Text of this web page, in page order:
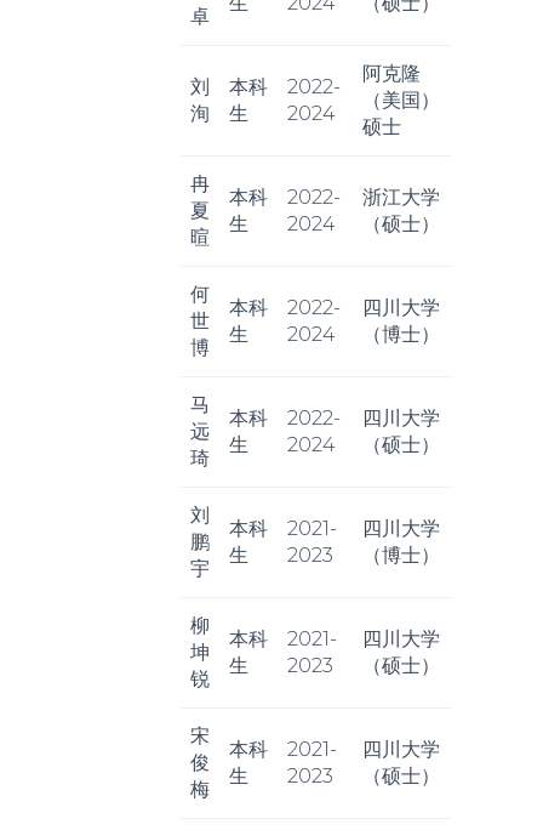
卓
刘
洵
本科
生
2022-
2024
阿克隆
（美国）
硕士
冉
夏
暄
本科
生
2022-
2024
浙江大学
（硕士）
何
世
博
本科
生
2022-
2024
四川大学
（博士）
马
远
琦
本科
生
2022-
2024
四川大学
（硕士）
刘
鹏
宇
本科
生
2021-
2023
四川大学
（博士）
柳
坤
锐
本科
生
2021-
2023
四川大学
（硕士）
宋
俊
梅
本科
生
2021-
2023
四川大学
（硕士）